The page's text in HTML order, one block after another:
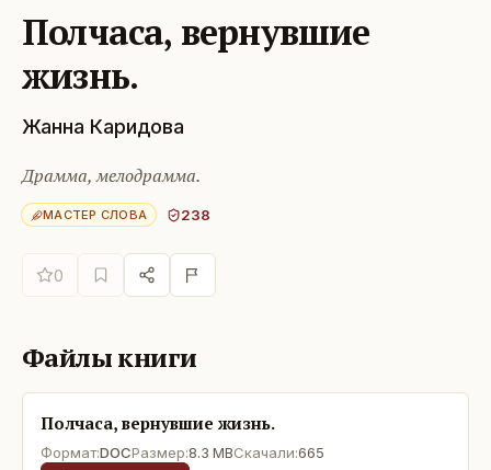
Полчаса, вернувшие
жизнь.
Жанна Каридова
Драмма, мелодрамма.
МАСТЕР СЛОВА 238
0
Файлы книги
Полчаса, вернувшие жизнь.
Формат:DOCРазмер:8.3 MBСкачали:665